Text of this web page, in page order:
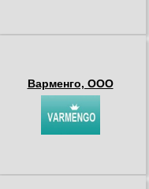
Варменго, ООО